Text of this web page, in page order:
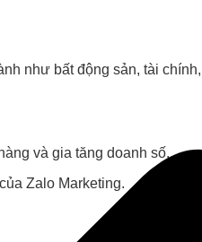
như bất động sản, tài
và gia tăng doanh số.
Zalo Marketing.